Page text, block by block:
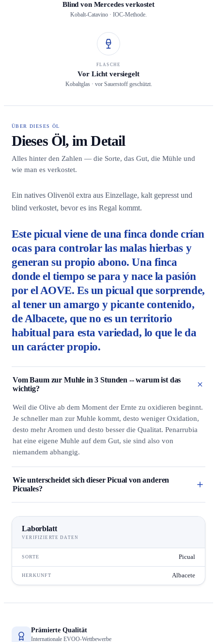
Blind von Mercedes verkostet
Kobalt-Catavino · IOC-Methode.
FLASCHE
Vor Licht versiegelt
Kobaltglas · vor Sauerstoff geschützt.
ÜBER DIESES ÖL
Dieses Öl, im Detail
Alles hinter den Zahlen — die Sorte, das Gut, die Mühle und
wie man es verkostet.
Ein natives Olivenöl extra aus Einzellage, kalt gepresst und
blind verkostet, bevor es ins Regal kommt.
Este picual viene de una finca donde crían
ocas para controlar las malas hierbas y
generan su propio abono. Una finca
donde el tiempo se para y nace la pasión
por el AOVE. Es un picual que sorprende,
al tener un amargo y picante contenido,
de Albacete, que no es un territorio
habitual para esta variedad, lo que le da
un carácter propio.
Vom Baum zur Muhle in 3 Stunden -- warum ist das
wichtig?
Weil die Olive ab dem Moment der Ernte zu oxidieren beginnt.
Je schneller man zur Muhle kommt, desto weniger Oxidation,
desto mehr Aromen und desto besser die Qualitat. Penarrubia
hat eine eigene Muhle auf dem Gut, sie sind also von
niemandem abhangig.
Wie unterscheidet sich dieser Picual von anderen
Picuales?
Laborblatt
VERIFIZIERTE DATEN
SORTE Picual
HERKUNFT Albacete
Prämierte Qualität
Internationale EVOO-Wettbewerbe